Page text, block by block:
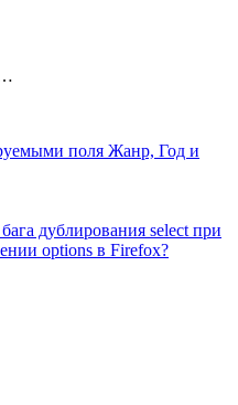
поля Жанр, Год и
дублирования select при
options в Firefox?